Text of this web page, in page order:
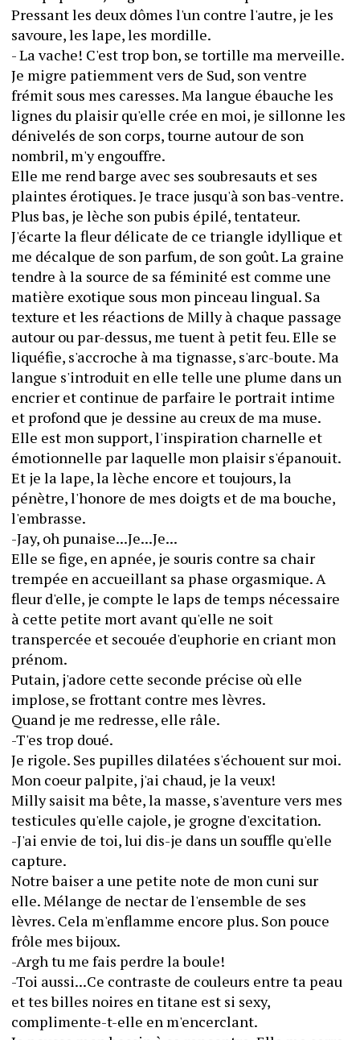
Pressant les deux dômes l'un contre l'autre, je les
savoure, les lape, les mordille.
- La vache! C'est trop bon, se tortille ma merveille.
Je migre patiemment vers de Sud, son ventre
frémit sous mes caresses. Ma langue ébauche les
lignes du plaisir qu'elle crée en moi, je sillonne les
dénivelés de son corps, tourne autour de son
nombril, m'y engouffre.
Elle me rend barge avec ses soubresauts et ses
plaintes érotiques. Je trace jusqu'à son bas-ventre.
Plus bas, je lèche son pubis épilé, tentateur.
J'écarte la fleur délicate de ce triangle idyllique et
me décalque de son parfum, de son goût. La graine
tendre à la source de sa féminité est comme une
matière exotique sous mon pinceau lingual. Sa
texture et les réactions de Milly à chaque passage
autour ou par-dessus, me tuent à petit feu. Elle se
liquéfie, s'accroche à ma tignasse, s'arc-boute. Ma
langue s'introduit en elle telle une plume dans un
encrier et continue de parfaire le portrait intime
et profond que je dessine au creux de ma muse.
Elle est mon support, l'inspiration charnelle et
émotionnelle par laquelle mon plaisir s'épanouit.
Et je la lape, la lèche encore et toujours, la
pénètre, l'honore de mes doigts et de ma bouche,
l'embrasse.
-Jay, oh punaise...Je...Je...
Elle se fige, en apnée, je souris contre sa chair
trempée en accueillant sa phase orgasmique. A
fleur d'elle, je compte le laps de temps nécessaire
à cette petite mort avant qu'elle ne soit
transpercée et secouée d'euphorie en criant mon
prénom.
Putain, j'adore cette seconde précise où elle
implose, se frottant contre mes lèvres.
Quand je me redresse, elle râle.
-T'es trop doué.
Je rigole. Ses pupilles dilatées s'échouent sur moi.
Mon coeur palpite, j'ai chaud, je la veux!
Milly saisit ma bête, la masse, s'aventure vers mes
testicules qu'elle cajole, je grogne d'excitation.
-J'ai envie de toi, lui dis-je dans un souffle qu'elle
capture.
Notre baiser a une petite note de mon cuni sur
elle. Mélange de nectar de l'ensemble de ses
lèvres. Cela m'enflamme encore plus. Son pouce
frôle mes bijoux.
-Argh tu me fais perdre la boule!
-Toi aussi...Ce contraste de couleurs entre ta peau
et tes billes noires en titane est si sexy,
complimente-t-elle en m'encerclant.